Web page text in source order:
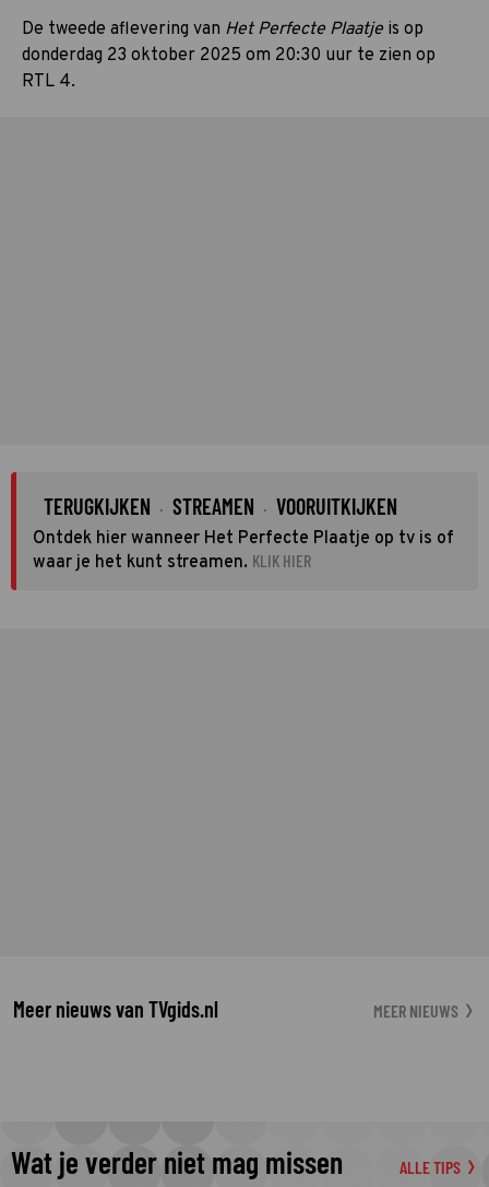
De tweede aflevering van Het Perfecte Plaatje is op
donderdag 23 oktober 2025 om 20:30 uur te zien op
RTL 4.
TERUGKIJKEN · STREAMEN · VOORUITKIJKEN
Ontdek hier wanneer Het Perfecte Plaatje op tv is of
waar je het kunt streamen. KLIK HIER
Meer nieuws van TVgids.nl MEER NIEUWS
Wat je verder niet mag missen ALLE TIPS